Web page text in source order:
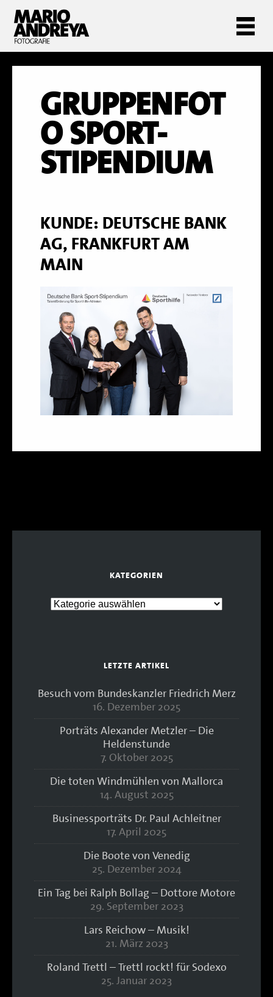
GRUPPENFOT
O SPORT-
STIPENDIUM
KUNDE: DEUTSCHE BANK
AG, FRANKFURT AM
MAIN
KATEGORIEN
LETZTE ARTIKEL
Besuch vom Bundeskanzler Friedrich Merz
16. Dezember 2025
Porträts Alexander Metzler – Die
Heldenstunde
7. Oktober 2025
Die toten Windmühlen von Mallorca
14. August 2025
Businessporträts Dr. Paul Achleitner
17. April 2025
Die Boote von Venedig
25. Dezember 2024
Ein Tag bei Ralph Bollag – Dottore Motore
29. September 2023
Lars Reichow – Musik!
21. März 2023
Roland Trettl – Trettl rockt! für Sodexo
25. Januar 2023